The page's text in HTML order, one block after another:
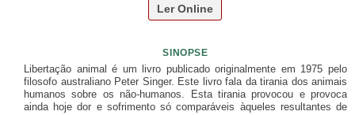
Ler Online
SINOPSE
Libertação animal é um livro publicado originalmente em 1975 pelo
filosofo australiano Peter Singer. Este livro fala da tirania dos animais
humanos sobre os não-humanos. Esta tirania provocou e provoca
ainda hoje dor e sofrimento só comparáveis àqueles resultantes de